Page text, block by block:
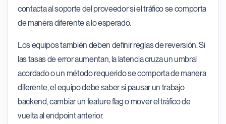
contacta al soporte del proveedor si el tráfico se comporta
de manera diferente a lo esperado.
Los equipos también deben definir reglas de reversión. Si
las tasas de error aumentan, la latencia cruza un umbral
acordado o un método requerido se comporta de manera
diferente, el equipo debe saber si pausar un trabajo
backend, cambiar un feature flag o mover el tráfico de
vuelta al endpoint anterior.